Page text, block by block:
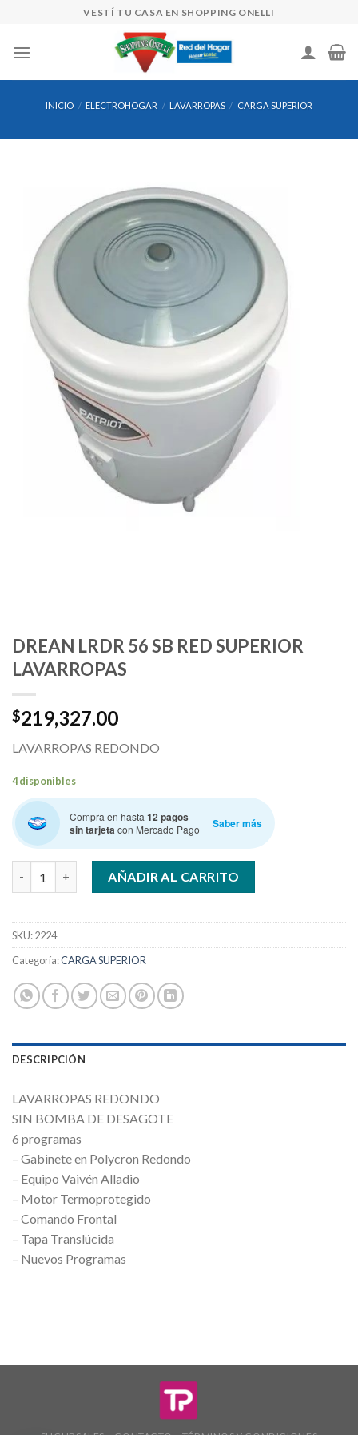
content
VESTÍ TU CASA EN SHOPPING ONELLI
INICIO / ELECTROHOGAR / LAVARROPAS / CARGA SUPERIOR
DREAN LRDR 56 SB RED SUPERIOR
LAVARROPAS
$219,327.00
LAVARROPAS REDONDO
4 disponibles
Compra en hasta 12 pagos
sin tarjetacon Mercado Pago Saber más
DREAN LRDR 56 SB RED SUPERIOR LAVARROPAS cantidad
AÑADIR AL CARRITO
SKU:2224
Categoría:CARGA SUPERIOR
DESCRIPCIÓN
LAVARROPAS REDONDO
SIN BOMBA DE DESAGOTE
6 programas
– Gabinete en Polycron Redondo
– Equipo Vaivén Alladio
– Motor Termoprotegido
– Comando Frontal
– Tapa Translúcida
– Nuevos Programas